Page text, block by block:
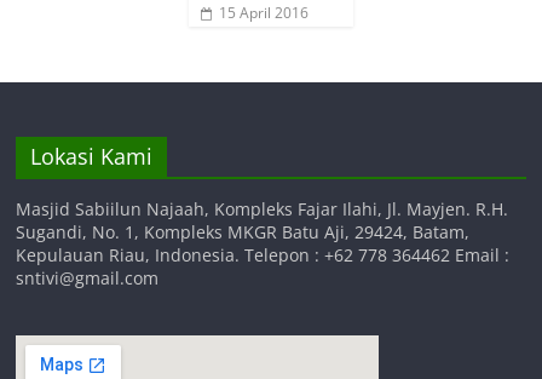
15 April 2016
Lokasi Kami
Masjid Sabiilun Najaah, Kompleks Fajar Ilahi, Jl. Mayjen. R.H.
Sugandi, No. 1, Kompleks MKGR Batu Aji, 29424, Batam,
Kepulauan Riau, Indonesia. Telepon : +62 778 364462 Email :
sntivi@gmail.com